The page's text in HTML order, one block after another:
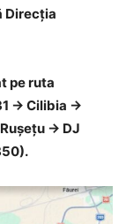
Direcția
pe ruta
→ Cilibia →
→ DJ